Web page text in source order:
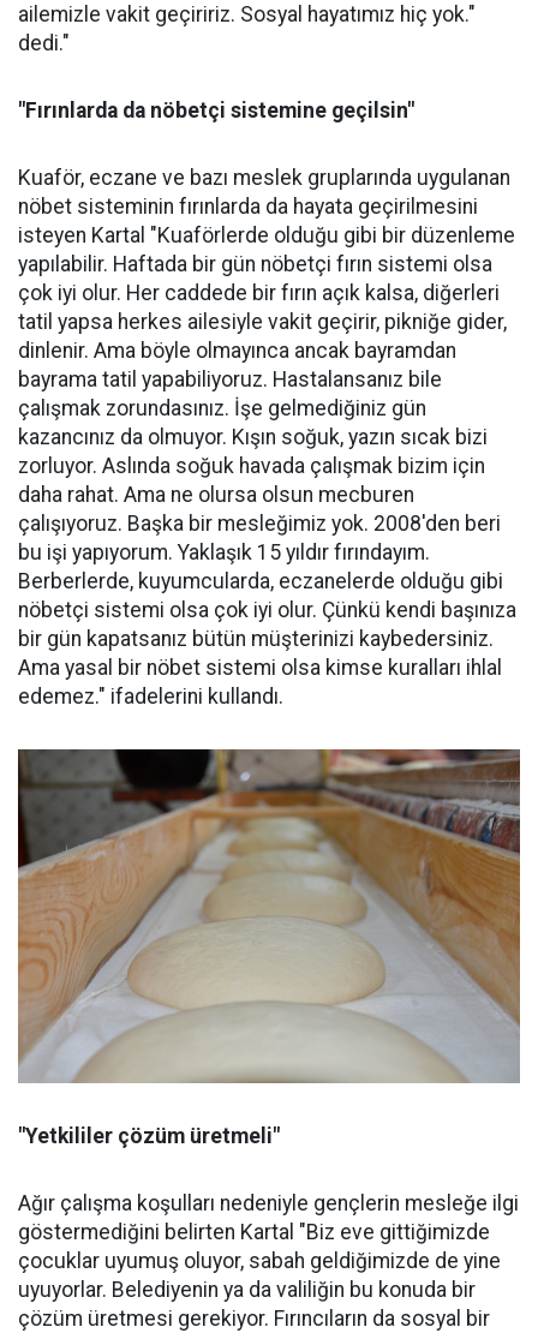
ailemizle vakit geçiririz. Sosyal hayatımız hiç yok."
dedi."
"Fırınlarda da nöbetçi sistemine geçilsin"
Kuaför, eczane ve bazı meslek gruplarında uygulanan
nöbet sisteminin fırınlarda da hayata geçirilmesini
isteyen Kartal "Kuaförlerde olduğu gibi bir düzenleme
yapılabilir. Haftada bir gün nöbetçi fırın sistemi olsa
çok iyi olur. Her caddede bir fırın açık kalsa, diğerleri
tatil yapsa herkes ailesiyle vakit geçirir, pikniğe gider,
dinlenir. Ama böyle olmayınca ancak bayramdan
bayrama tatil yapabiliyoruz. Hastalansanız bile
çalışmak zorundasınız. İşe gelmediğiniz gün
kazancınız da olmuyor. Kışın soğuk, yazın sıcak bizi
zorluyor. Aslında soğuk havada çalışmak bizim için
daha rahat. Ama ne olursa olsun mecburen
çalışıyoruz. Başka bir mesleğimiz yok. 2008'den beri
bu işi yapıyorum. Yaklaşık 15 yıldır fırındayım.
Berberlerde, kuyumcularda, eczanelerde olduğu gibi
nöbetçi sistemi olsa çok iyi olur. Çünkü kendi başınıza
bir gün kapatsanız bütün müşterinizi kaybedersiniz.
Ama yasal bir nöbet sistemi olsa kimse kuralları ihlal
edemez." ifadelerini kullandı.
"Yetkililer çözüm üretmeli"
Ağır çalışma koşulları nedeniyle gençlerin mesleğe ilgi
göstermediğini belirten Kartal "Biz eve gittiğimizde
çocuklar uyumuş oluyor, sabah geldiğimizde de yine
uyuyorlar. Belediyenin ya da valiliğin bu konuda bir
çözüm üretmesi gerekiyor. Fırıncıların da sosyal bir